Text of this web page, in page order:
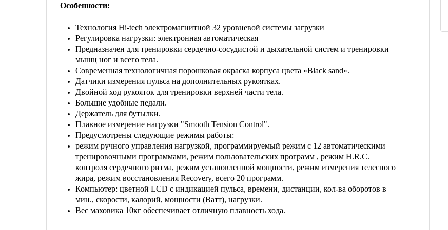
Особенности:
Технология Hi-tech электромагнитной 32 уровневой системы загрузки
Регулировка нагрузки: электронная автоматическая
Предназначен для тренировки сердечно-сосудистой и дыхательной систем и тренировки
мышц ног и всего тела.
Современная технологичная порошковая окраска корпуса цвета «Black sand».
Датчики измерения пульса на дополнительных рукоятках.
Двойной ход рукояток для тренировки верхней части тела.
Большие удобные педали.
Держатель для бутылки.
Плавное измерение нагрузки "Smooth Tension Control".
Предусмотрены следующие режимы работы:
режим ручного управления нагрузкой, программируемый режим с 12 автоматическими
тренировочными программами, режим пользовательских программ , режим H.R.C.
контроля сердечного ритма, режим установленной мощности, режим измерения телесного
жира, режим восстановления Recovery, всего 20 программ.
Компьютер: цветной LCD с индикацией пульса, времени, дистанции, кол-ва оборотов в
мин., скорости, калорий, мощности (Ватт), нагрузки.
Вес маховика 10кг обеспечивает отличную плавность хода.